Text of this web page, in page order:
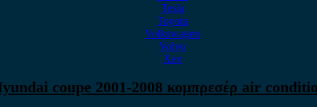
Tesla
Toyota
Volkswagen
Volvo
Xev
coupe 2001-2008 κομπρεσέρ air